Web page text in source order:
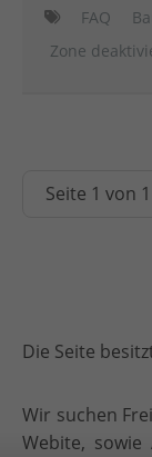
FAQ
Zone
Die Seite
Wir suchen
Webite, sowie